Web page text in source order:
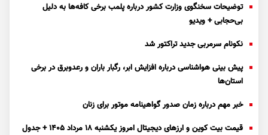
توضیحات سخنگوی وزارت کشور درباره پلمب برخی کافه‌ها به دلیل
بی‌حجابی + ویدیو
نکونام سرمربی جدید تراکتور شد
پیش بینی هواشناسی درباره افزایش ابر، رگبار باران و رعدوبرق در برخی
استان‌ها
خبر مهم درباره زمان صدور گواهینامه موتور برای زنان
قیمت بیت کوین و ارز‌های دیجیتال امروز یکشنبه ۱۸ مرداد ۱۴۰۵ + جدول